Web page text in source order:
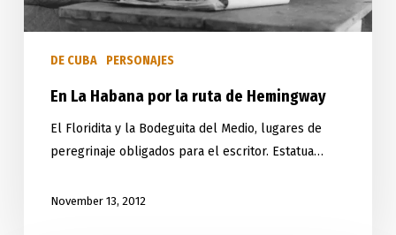
Hemingway
DE CUBA PERSONAJES
En La Habana por la ruta de Hemingway
El Floridita y la Bodeguita del Medio, lugares de
peregrinaje obligados para el escritor. Estatua…
November 13, 2012